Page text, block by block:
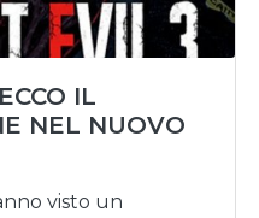
IL
NEL NUOVO
visto un